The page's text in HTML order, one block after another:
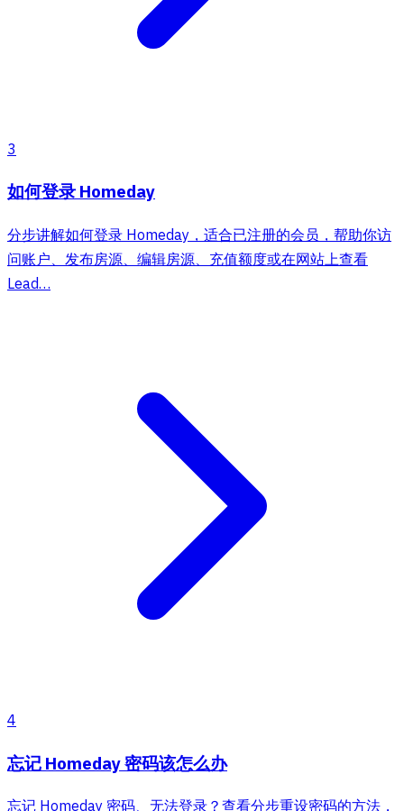
3
如何登录 Homeday
分步讲解如何登录 Homeday，适合已注册的会员，帮助你访
问账户、发布房源、编辑房源、充值额度或在网站上查看
Lead…
4
忘记 Homeday 密码该怎么办